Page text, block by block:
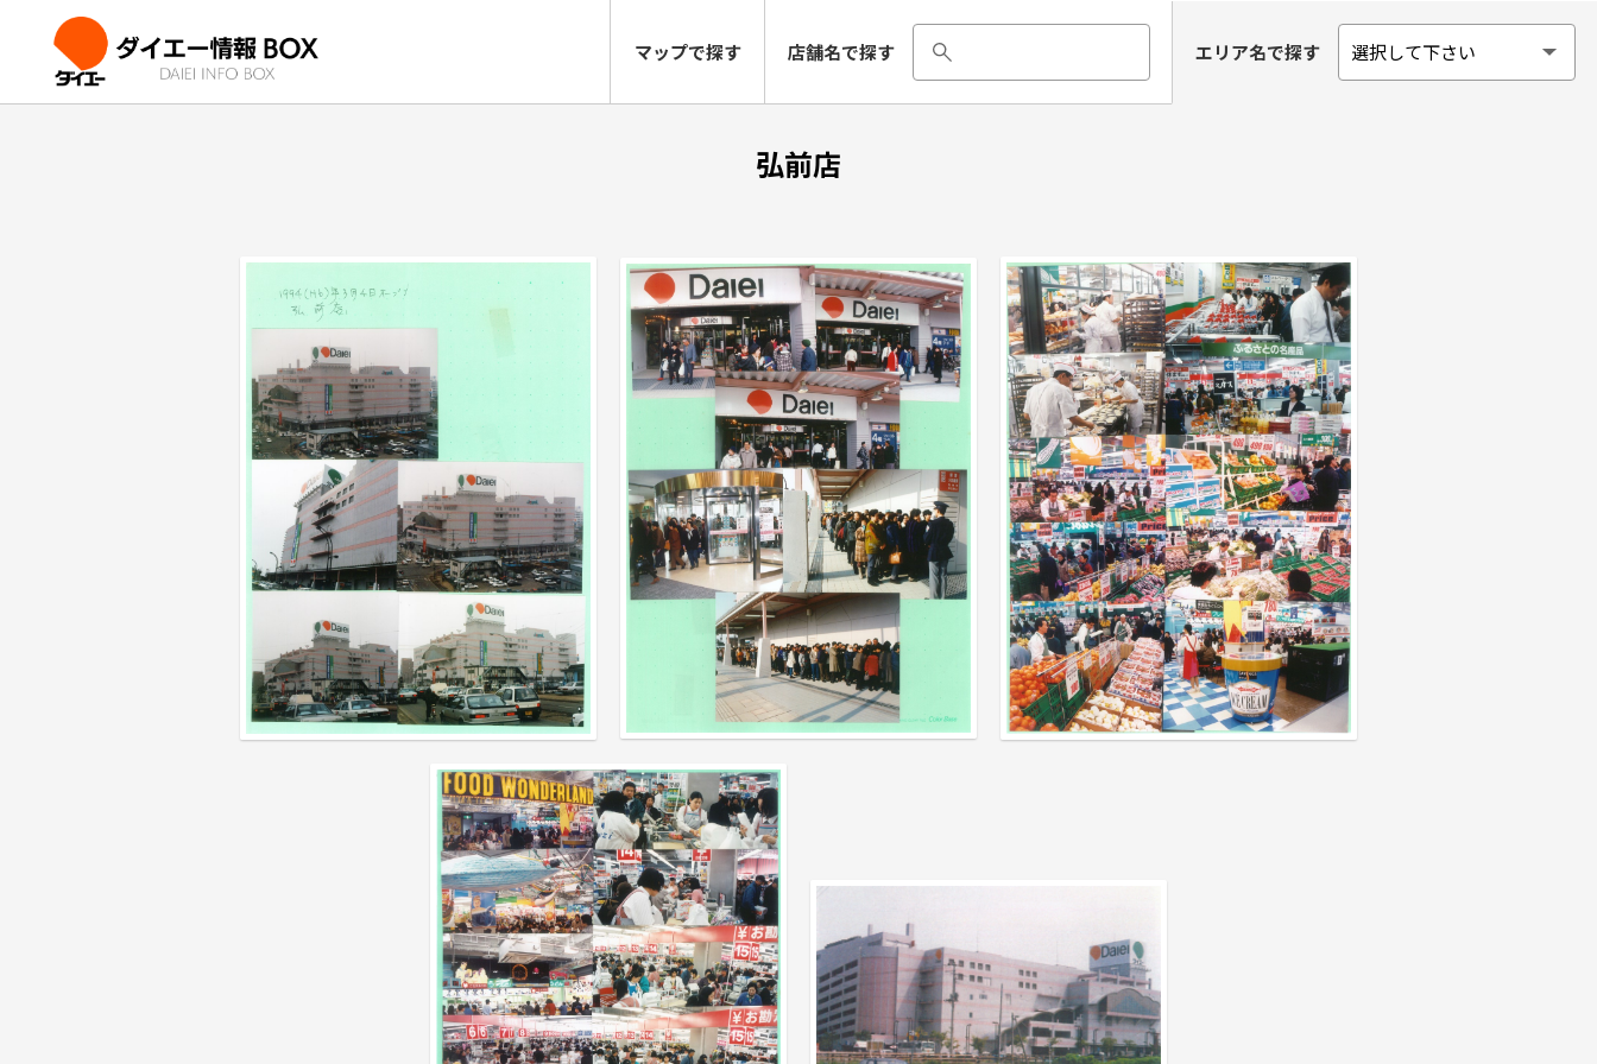
マップで探す 店舗名で探す エリア名で探す
弘前店